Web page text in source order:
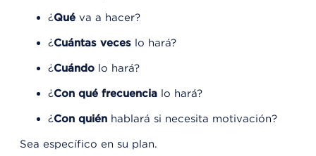
¿Qué va a hacer?
¿Cuántas veces lo hará?
¿Cuándo lo hará?
¿Con qué frecuencia lo hará?
¿Con quién hablará si necesita motivación?
Sea específico en su plan.